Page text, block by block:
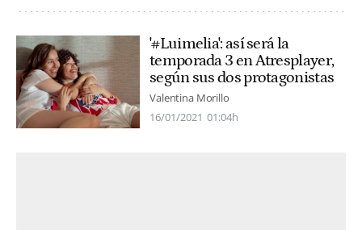
'#Luimelia': así será la
temporada 3 en Atresplayer,
según sus dos protagonistas
Valentina Morillo
16/01/2021 01:04h